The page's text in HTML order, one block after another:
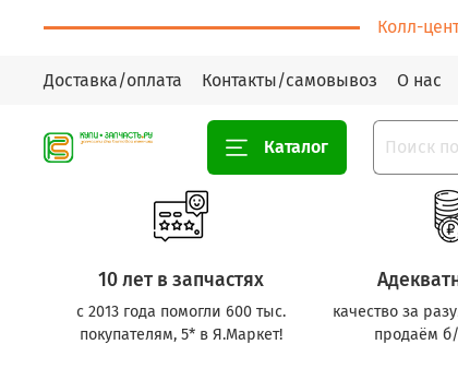
Колл-
Доставка/оплата Контакты/самовывоз О нас
Каталог
10 лет в запчастях
с 2013 года помогли 600 тыс.
покупателям, 5* в Я.Маркет!
качество за
продаём